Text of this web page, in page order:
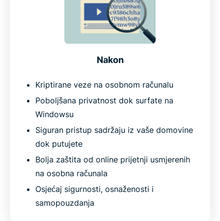
Nakon
Kriptirane veze na osobnom računalu
Poboljšana privatnost dok surfate na
Windowsu
Siguran pristup sadržaju iz vaše domovine
dok putujete
Bolja zaštita od online prijetnji usmjerenih
na osobna računala
Osjećaj sigurnosti, osnaženosti i
samopouzdanja